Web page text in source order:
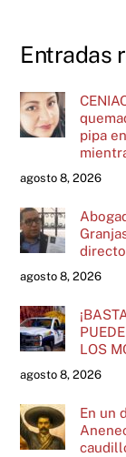
Entradas
pipa
agosto 8, 2026
agosto 8, 2026
LOS
agosto 8, 2026
En un